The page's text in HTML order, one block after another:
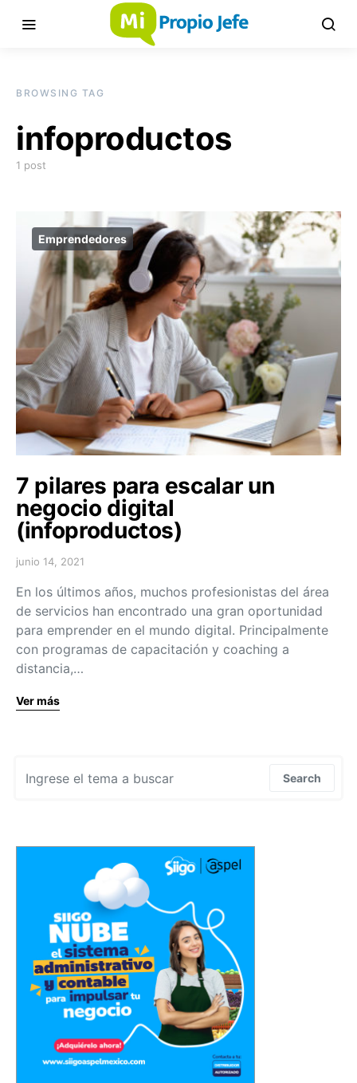
BROWSING TAG
infoproductos
1 post
Emprendedores
7 pilares para escalar un
negocio digital
(infoproductos)
junio 14, 2021
En los últimos años, muchos profesionistas del área
de servicios han encontrado una gran oportunidad
para emprender en el mundo digital. Principalmente
con programas de capacitación y coaching a
distancia,…
Ver más
Search